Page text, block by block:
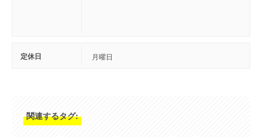
定休日 月曜日
関連するタグ: